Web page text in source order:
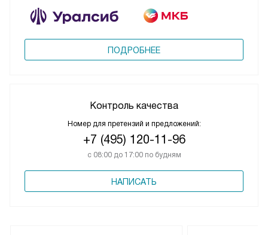
ПОДРОБНЕЕ
Контроль качества
Номер для претензий и предложений:
+7 (495) 120-11-96
с 08:00 до 17:00 по будням
НАПИСАТЬ